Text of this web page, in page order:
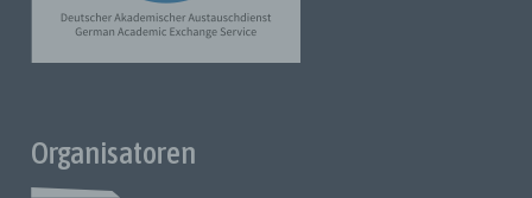
Organisatoren
Pseudonymisierung ist die Verarbeitung personenbezogener
Daten in einer Weise, dass die personenbezogenen Daten
ohne Hinzuziehung zusätzlicher Informationen nicht mehr
aufbewahrt werden und technischen und organisatorischen
Maßnahmen unterliegen, die gewährleisten, dass die
personenbezogenen Daten nicht einer identifizierten oder